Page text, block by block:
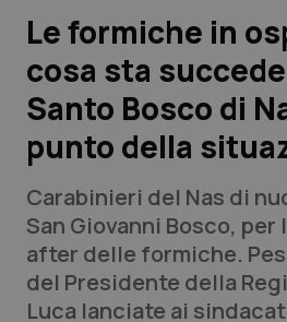
Lavoro e Professioni
Scienza e Farmaci
Studi e Analisi
Lettere al direttore
Edizioni Regionali
QS Pro
Le formiche in
cosa sta
Santo Bosco di
punto della
Carabinieri del Nas di
San Giovanni Bosco, per
after delle formiche.
del Presidente della
Luca lanciate ai